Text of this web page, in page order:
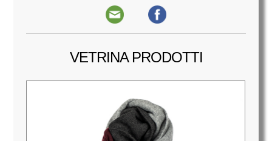
VETRINA PRODOTTI